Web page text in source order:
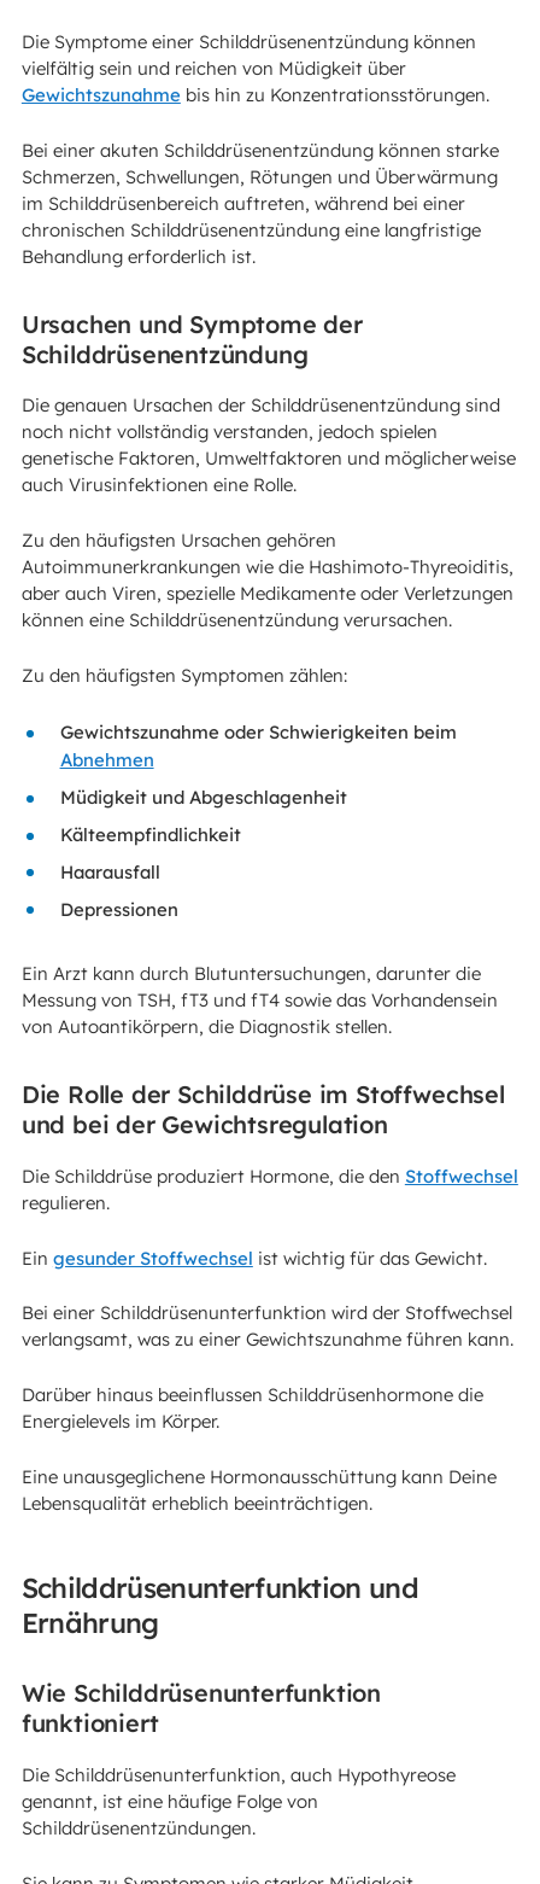
Die Symptome einer Schilddrüsenentzündung können
vielfältig sein und reichen von Müdigkeit über
Gewichtszunahmebis hin zu Konzentrationsstörungen.
Bei einer akuten Schilddrüsenentzündung können starke
Schmerzen, Schwellungen, Rötungen und Überwärmung
im Schilddrüsenbereich auftreten, während bei einer
chronischen Schilddrüsenentzündung eine langfristige
Behandlung erforderlich ist.
Ursachen und Symptome der
Schilddrüsenentzündung
Die genauen Ursachen der Schilddrüsenentzündung sind
noch nicht vollständig verstanden, jedoch spielen
genetische Faktoren, Umweltfaktoren und möglicherweise
auch Virusinfektionen eine Rolle.
Zu den häufigsten Ursachen gehören
Autoimmunerkrankungen wie die Hashimoto-Thyreoiditis,
aber auch Viren, spezielle Medikamente oder Verletzungen
können eine Schilddrüsenentzündung verursachen.
Zu den häufigsten Symptomen zählen:
Gewichtszunahme oder Schwierigkeiten beim
Abnehmen
Müdigkeit und Abgeschlagenheit
Kälteempfindlichkeit
Haarausfall
Depressionen
Ein Arzt kann durch Blutuntersuchungen, darunter die
Messung von TSH, fT3 und fT4 sowie das Vorhandensein
von Autoantikörpern, die Diagnostik stellen.
Die Rolle der Schilddrüse im Stoffwechsel
und bei der Gewichtsregulation
Die Schilddrüse produziert Hormone, die den Stoffwechsel
regulieren.
Ein gesunder Stoffwechsel ist wichtig für das Gewicht.
Bei einer Schilddrüsenunterfunktion wird der Stoffwechsel
verlangsamt, was zu einer Gewichtszunahme führen kann.
Darüber hinaus beeinflussen Schilddrüsenhormone die
Energielevels im Körper.
Eine unausgeglichene Hormonausschüttung kann Deine
Lebensqualität erheblich beeinträchtigen.
Schilddrüsenunterfunktion und
Ernährung
Wie Schilddrüsenunterfunktion
funktioniert
Die Schilddrüsenunterfunktion, auch Hypothyreose
genannt, ist eine häufige Folge von
Schilddrüsenentzündungen.